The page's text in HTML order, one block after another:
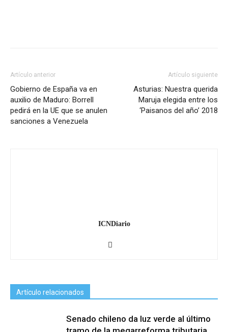
Artículo anterior
Gobierno de España va en
auxilio de Maduro: Borrell
pedirá en la UE que se anulen
sanciones a Venezuela
Artículo siguiente
Asturias: Nuestra querida
Maruja elegida entre los
‘Paisanos del año’ 2018
ICNDiario
Artículo relacionados
Senado chileno da luz verde al último